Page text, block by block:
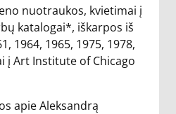
nuotraukos, kvietimai į
katalogai*, iškarpos iš
1964, 1965, 1975, 1978,
į Art Institute of Chicago
apie Aleksandrą